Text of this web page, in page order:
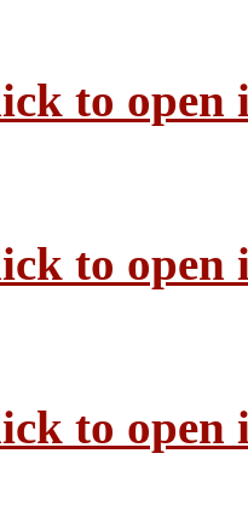
to open
to open
to open